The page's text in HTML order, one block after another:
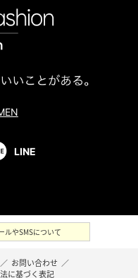
LINE
ルやSMSについて
／ お問い合わせ ／
に基づく表記